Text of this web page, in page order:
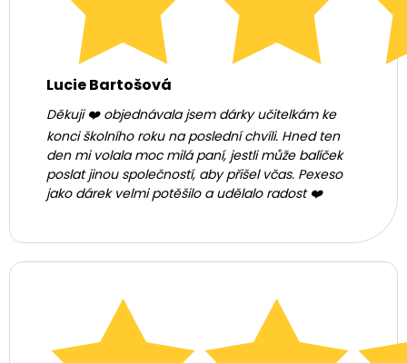
Lucie Bartošová
Děkuji ❤️ objednávala jsem dárky učitelkám ke
konci školního roku na poslední chvíli. Hned ten
den mi volala moc milá paní, jestli může balíček
poslat jinou společností, aby přišel včas. Pexeso
jako dárek velmi potěšilo a udělalo radost ❤️